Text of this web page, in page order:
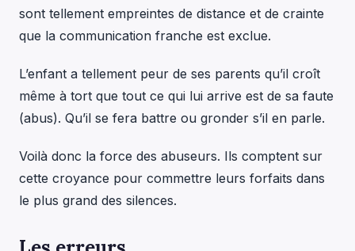
sont tellement empreintes de distance et de crainte
que la communication franche est exclue.
L’enfant a tellement peur de ses parents qu’il croît
même à tort que tout ce qui lui arrive est de sa faute
(abus). Qu’il se fera battre ou gronder s’il en parle.
Voilà donc la force des abuseurs. Ils comptent sur
cette croyance pour commettre leurs forfaits dans
le plus grand des silences.